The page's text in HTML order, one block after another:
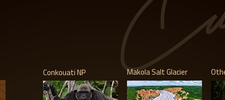
Conkouati NP Makola Salt Glacier